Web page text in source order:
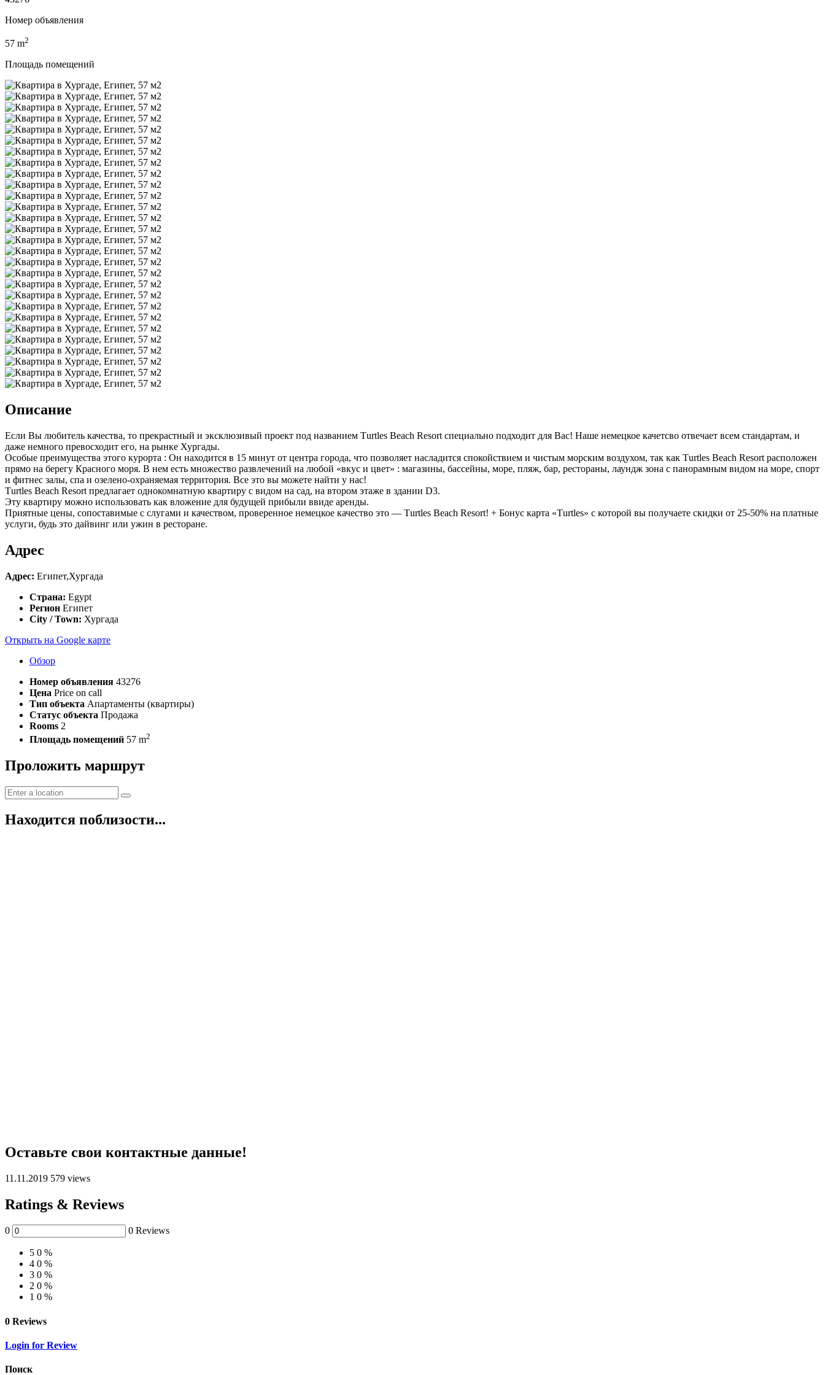
Номер объявления
57 m2
Площадь помещений
Описание
Если Вы любитель качества, то прекрастный и эксклюзивый проект под названием Тurtles Beach Resort специально подходит для Вас! Наше немецкое качетсво отвечает всем стандартам, и
даже немного превосходит его, на рынке Хургады.
Особые преимущества этого курорта : Он находится в 15 минут от центра города, что позволяет насладится спокойствием и чистым морским воздухом, так как Тurtles Beach Resort расположен
прямо на берегу Красного моря. В нем есть множество развлечений на любой «вкус и цвет» : магазины, бассейны, море, пляж, бар, рестораны, лаундж зона с панорамным видом на море, спорт
и фитнес залы, спа и озелено-охраняемая территория. Все это вы можете найти у нас!
Тurtles Beach Resort предлагает однокомнатную квартиру с видом на сад, на втором этаже в здании D3.
Эту квартиру можно использовать как вложение для будущей прибыли ввиде аренды.
Приятные цены, сопоставимые с слугами и качеством, проверенное немецкое качество это — Тurtles Beach Resort! + Бонус карта «Тurtles» с которой вы получаете скидки от 25-50% на платные
услуги, будь это дайвинг или ужин в ресторане.
Адрес
Адрес: Египет,Хургада
Страна: Egypt
Регион Египет
City / Town: Хургада
Открыть на Google карте
Обзор
Номер объявления 43276
Цена Price on call
Тип объекта Апартаменты (квартиры)
Статус объекта Продажа
Rooms 2
Площадь помещений 57 m2
Проложить маршрут
Находится поблизости...
Оставьте свои контактные данные!
11.11.2019 579 views
Ratings & Reviews
0 0 Reviews
5 0 %
4 0 %
3 0 %
2 0 %
1 0 %
0 Reviews
Login for Review
Поиск